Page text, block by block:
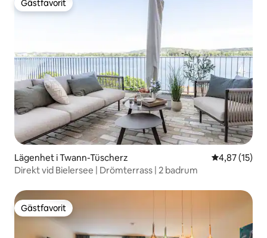
Gästfavorit
Gästfavorit
Lägenhet i Twann-Tüscherz 4,87 av 5 i
4,87 (15)
Direkt vid Bielersee | Drömterrass | 2 badrum
Gästfavorit
Gästfavorit